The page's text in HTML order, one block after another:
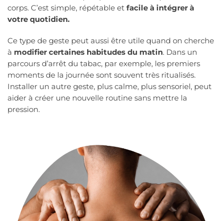
corps. C’est simple, répétable et facile à intégrer à
votre quotidien.
Ce type de geste peut aussi être utile quand on cherche
à modifier certaines habitudes du matin. Dans un
parcours d’arrêt du tabac, par exemple, les premiers
moments de la journée sont souvent très ritualisés.
Installer un autre geste, plus calme, plus sensoriel, peut
aider à créer une nouvelle routine sans mettre la
pression.